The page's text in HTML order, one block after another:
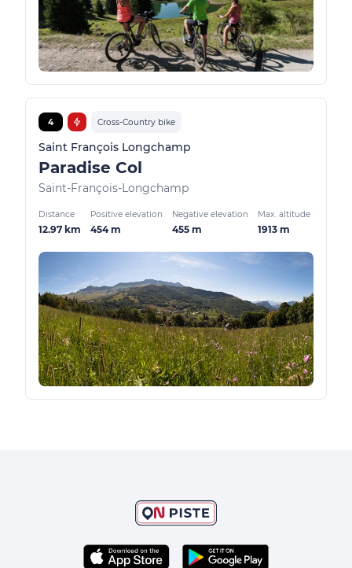
4 Cross-Country bike
Saint François Longchamp
Paradise Col
Saint-François-Longchamp
Distance
12.97 km
Positive elevation
454 m
Negative elevation
455 m
Max. altitude
1913 m